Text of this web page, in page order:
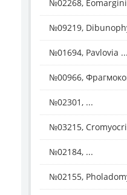
№02268,
№09219,
№01694, Pavlovia ...
№00966,
№02301, ...
№03215,
№02184, ...
№02155,